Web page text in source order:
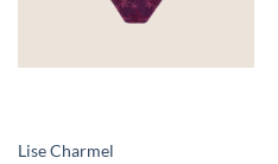
Lise Charmel